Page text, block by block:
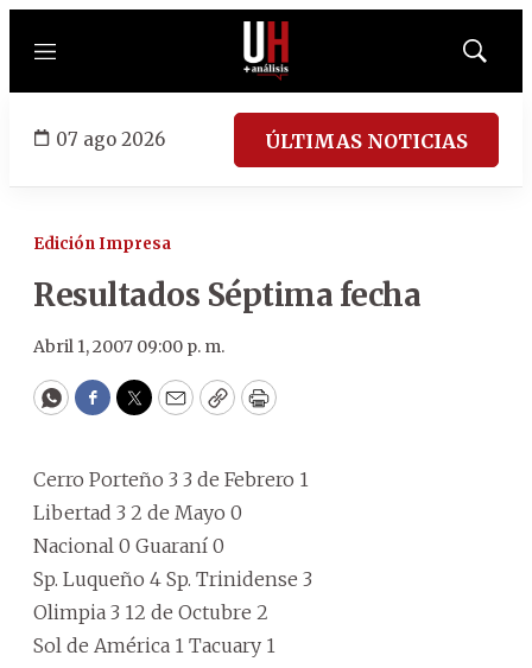
Menú
Mostrar
07 ago 2026 ÚLTIMAS NOTICIAS
Edición Impresa
Resultados Séptima fecha
Abril 1, 2007 09:00 p. m.
WhatsApp
Facebook
Twitter
EmailCopyPrint
Cerro Porteño 3 3 de Febrero 1
Libertad 3 2 de Mayo 0
Nacional 0 Guaraní 0
Sp. Luqueño 4 Sp. Trinidense 3
Olimpia 3 12 de Octubre 2
Sol de América 1 Tacuary 1